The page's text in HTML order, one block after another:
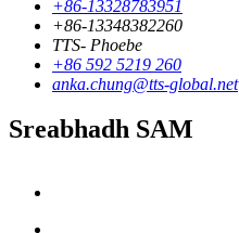
+86-13328783951
+86-13348382260
TTS- Phoebe
+86 592 5219 260
anka.chung@tts-global.net
Sreabhadh SAM